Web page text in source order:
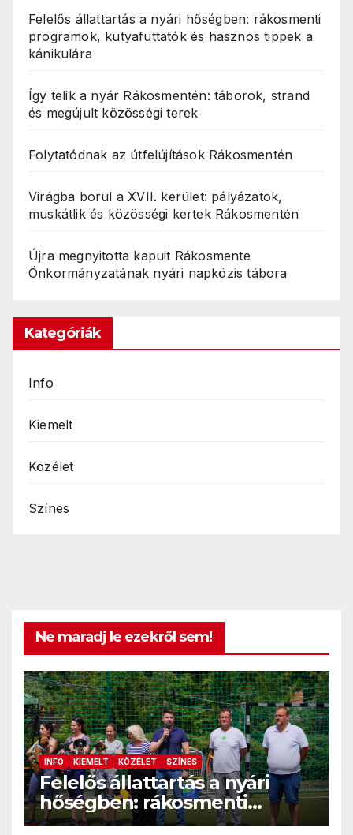
Felelős állattartás a nyári hőségben: rákosmenti
programok, kutyafuttatók és hasznos tippek a
kánikulára
Így telik a nyár Rákosmentén: táborok, strand
és megújult közösségi terek
Folytatódnak az útfelújítások Rákosmentén
Virágba borul a XVII. kerület: pályázatok,
muskátlik és közösségi kertek Rákosmentén
Újra megnyitotta kapuit Rákosmente
Önkormányzatának nyári napközis tábora
Kategóriák
Info
Kiemelt
Közélet
Színes
Ne maradj le ezekről sem!
INFO KIEMELT KÖZÉLET SZÍNES
Felelős állattartás a nyári
hőségben: rákosmenti
programok, kutyafuttatók és